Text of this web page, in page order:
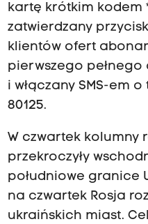
kartę krótkim kodem
zatwierdzany
klientów ofert
pierwszego
i włączany SMS-em
80125.
W czwartek kolumny
przekroczyły
południowe granice
na czwartek Rosja
ukraińskich miast.